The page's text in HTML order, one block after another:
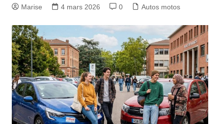
Marise 4 mars 2026 0 Autos motos